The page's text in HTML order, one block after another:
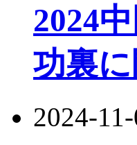
2024
功裏
2024-